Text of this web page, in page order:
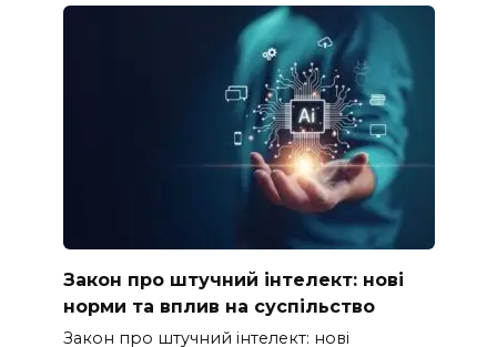
Закон про штучний інтелект: нові
норми та вплив на суспільство
Закон про штучний інтелект: нові